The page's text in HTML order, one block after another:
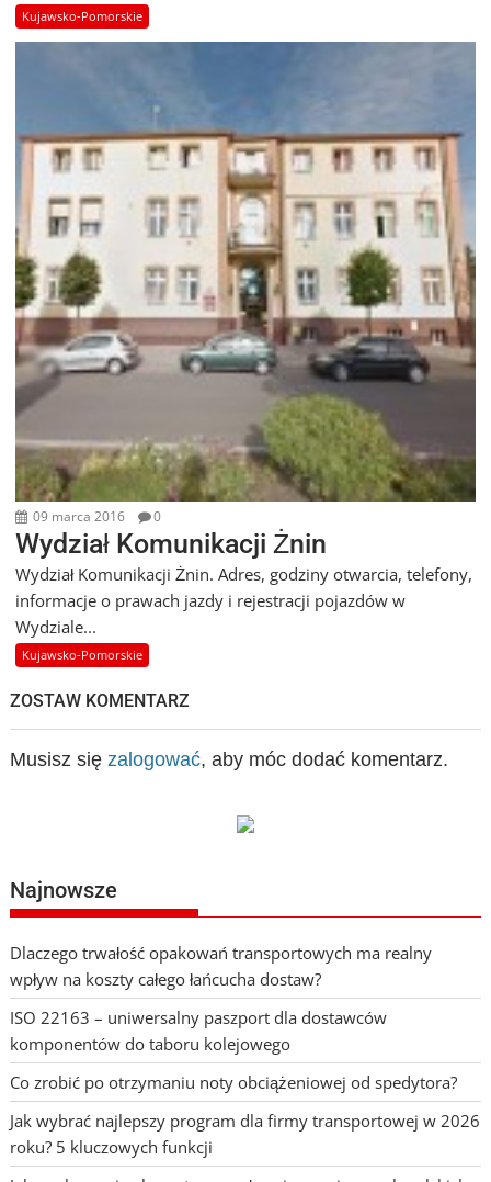
Kujawsko-Pomorskie
09 marca 2016 0
Wydział Komunikacji Żnin
Wydział Komunikacji Żnin. Adres, godziny otwarcia, telefony,
informacje o prawach jazdy i rejestracji pojazdów w
Wydziale...
Kujawsko-Pomorskie
ZOSTAW KOMENTARZ
Musisz się zalogować, aby móc dodać komentarz.
Najnowsze
Dlaczego trwałość opakowań transportowych ma realny
wpływ na koszty całego łańcucha dostaw?
ISO 22163 – uniwersalny paszport dla dostawców
komponentów do taboru kolejowego
Co zrobić po otrzymaniu noty obciążeniowej od spedytora?
Jak wybrać najlepszy program dla firmy transportowej w 2026
roku? 5 kluczowych funkcji